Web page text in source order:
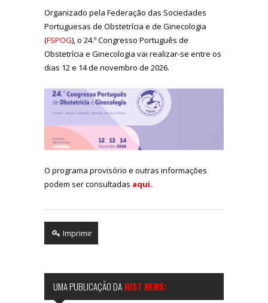
Organizado pela Federação das Sociedades
Portuguesas de Obstetrícia e de Ginecologia
(FSPOG), o 24.º Congresso Português de
Obstetrícia e Ginecologia vai realizar-se entre os
dias 12 e 14 de novembro de 2026.
O programa provisório e outras informações
podem ser consultadas aqui.
Imprimir
UMA PUBLICAÇÃO DAJUST NEWS: